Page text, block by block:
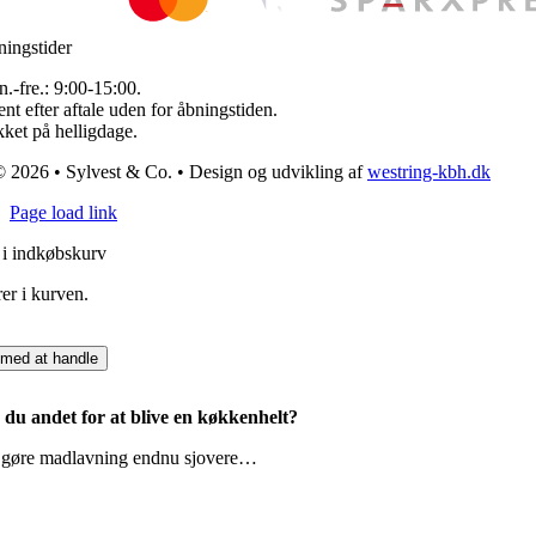
fre.: 9:00-15:00.
efter aftale uden for åbningstiden.
på helligdage.
2026 • Sylvest & Co. • Design og udvikling afwestring-kbh.dk
Page load link
indkøbskurv
i kurven.
at handle
andet for at blive en køkkenhelt?
madlavning endnu sjovere…